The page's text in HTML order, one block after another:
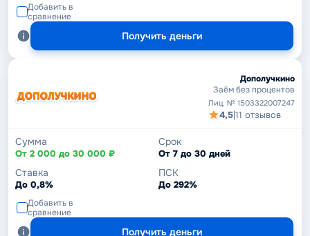
Добавить в
сравнение
Получить деньги
Дополучкино
Заём без процентов
Лиц. № 1503322007247
4,5|11 отзывов
Сумма
От 2 000 до 30 000 ₽
Срок
От 7 до 30 дней
Ставка
До 0,8%
ПСК
До 292%
Добавить в
сравнение
Получить деньги